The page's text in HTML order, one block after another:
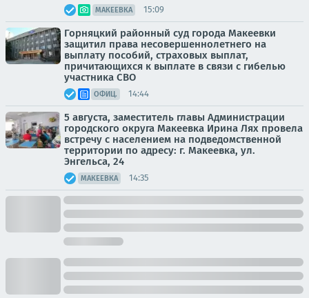
МАКЕЕВКА 15:09
Горняцкий районный суд города Макеевки
защитил права несовершеннолетнего на
выплату пособий, страховых выплат,
причитающихся к выплате в связи с гибелью
участника СВО
ОФИЦ. 14:44
5 августа, заместитель главы Администрации
городского округа Макеевка Ирина Лях провела
встречу с населением на подведомственной
территории по адресу: г. Макеевка, ул.
Энгельса, 24
МАКЕЕВКА 14:35